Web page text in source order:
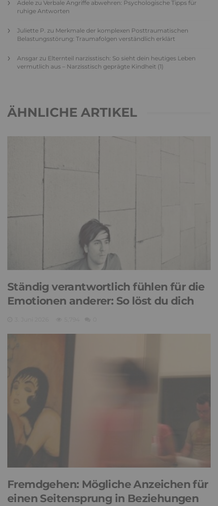
Adele zu Verbale Angriffe abwehren: Psychologische Tipps für
ruhige Antworten
Juliette P. zu Merkmale der komplexen Posttraumatischen
Belastungsstörung: Traumafolgen verständlich erklärt
Ansgar zu Elternteil narzisstisch: So sieht dein heutiges Leben
vermutlich aus – Narzisstisch geprägte Kindheit (1)
ÄHNLICHE ARTIKEL
Ständig verantwortlich fühlen für die
Emotionen anderer: So löst du dich
Fremdgehen: Mögliche Anzeichen für
einen Seitensprung in Beziehungen